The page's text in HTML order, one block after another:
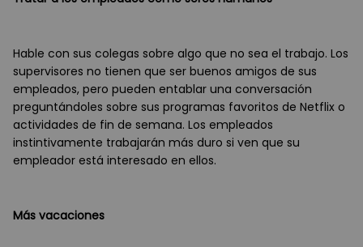
Hable con sus colegas sobre algo que no sea el trabajo. Los
supervisores no tienen que ser buenos amigos de sus
empleados, pero pueden entablar una conversación
preguntándoles sobre sus programas favoritos de Netflix o
actividades de fin de semana. Los empleados
instintivamente trabajarán más duro si ven que su
empleador está interesado en ellos.
Más vacaciones